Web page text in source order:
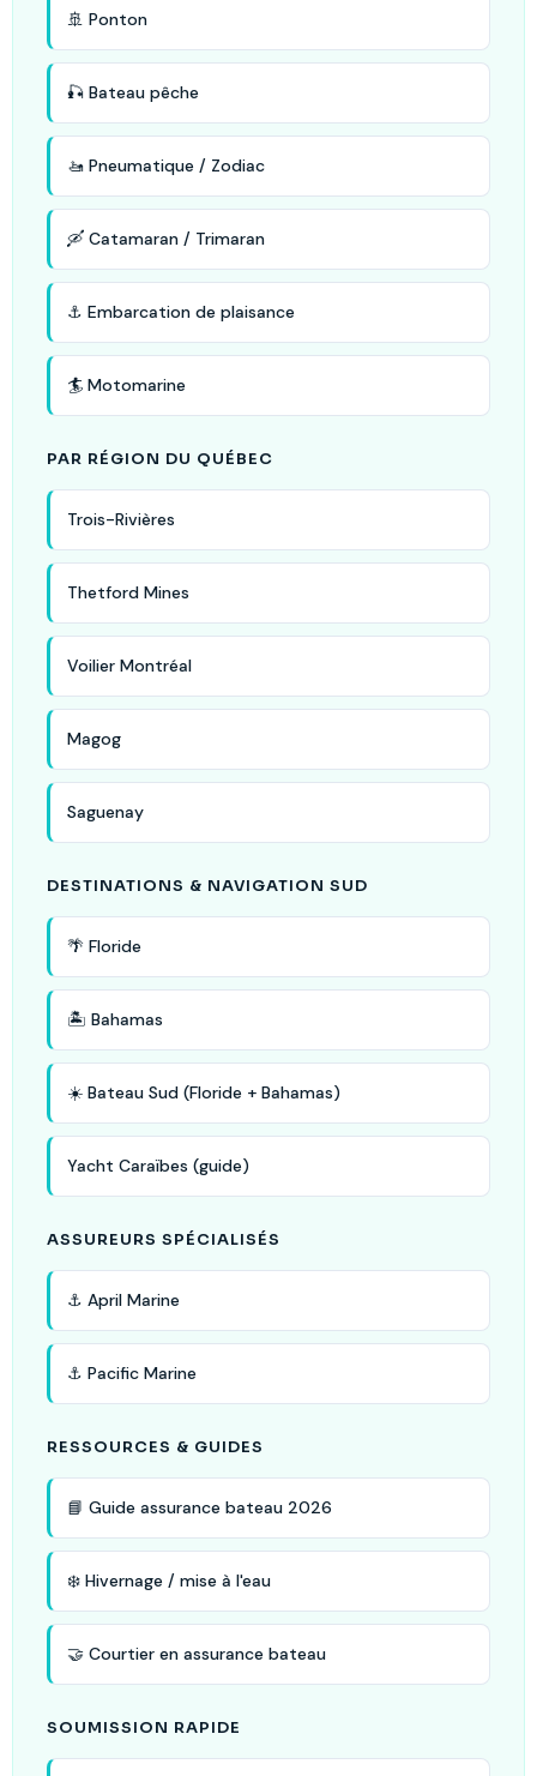
🚢 Ponton
🎣 Bateau pêche
🚤 Pneumatique / Zodiac
🛶 Catamaran / Trimaran
⚓ Embarcation de plaisance
🏄 Motomarine
PAR RÉGION DU QUÉBEC
Trois-Rivières
Thetford Mines
Voilier Montréal
Magog
Saguenay
DESTINATIONS & NAVIGATION SUD
🌴 Floride
🏝️ Bahamas
☀️ Bateau Sud (Floride + Bahamas)
Yacht Caraïbes (guide)
ASSUREURS SPÉCIALISÉS
⚓ April Marine
⚓ Pacific Marine
RESSOURCES & GUIDES
📘 Guide assurance bateau 2026
❄️ Hivernage / mise à l'eau
🤝 Courtier en assurance bateau
SOUMISSION RAPIDE